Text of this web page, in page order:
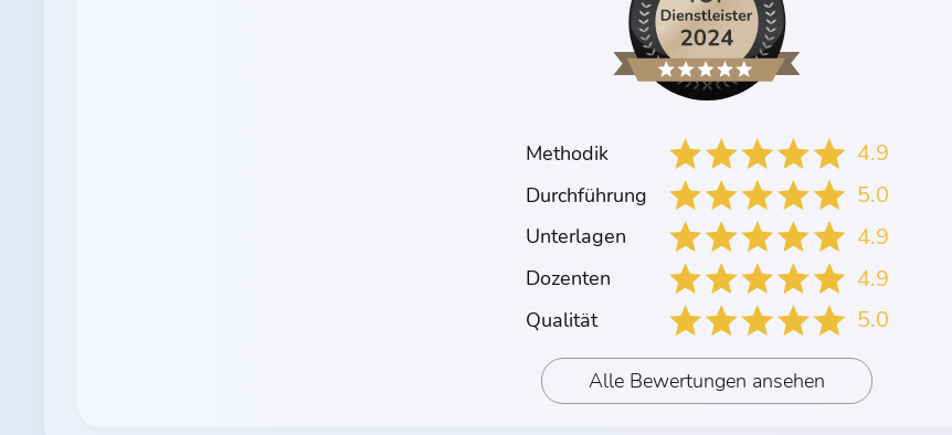
Methodik 4.9
Durchführung 5.0
Unterlagen 4.9
Dozenten 4.9
Qualität 5.0
Alle Bewertungen ansehen